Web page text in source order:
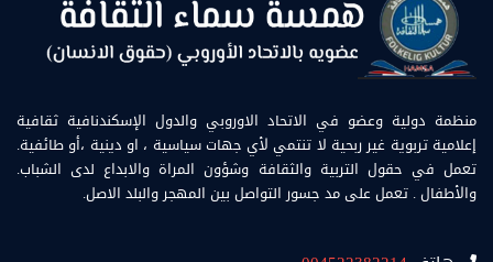
منظمة دولية وعضو في الاتحاد الاوروبي والدول الإسكندنافية ثقافية
إعلامية تربوية غير ربحية لا تنتمي لأي جهات سياسية ، او دينية ،أو طائفية.
تعمل في حقول التربية والثقافة وشؤون المراة والابداع لدى الشباب.
والأطفال . تعمل على مد جسور التواصل بين المهجر والبلد الاصل.